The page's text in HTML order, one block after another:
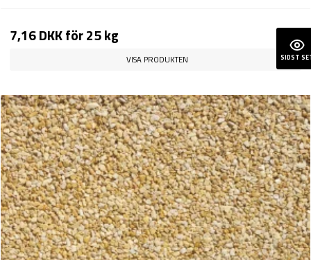
7,16 DKKför 25 kg
VISA PRODUKTEN SIDST